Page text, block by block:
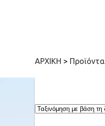
KIDS 18″
ΑΡΧΙΚΗ > Προϊόντα